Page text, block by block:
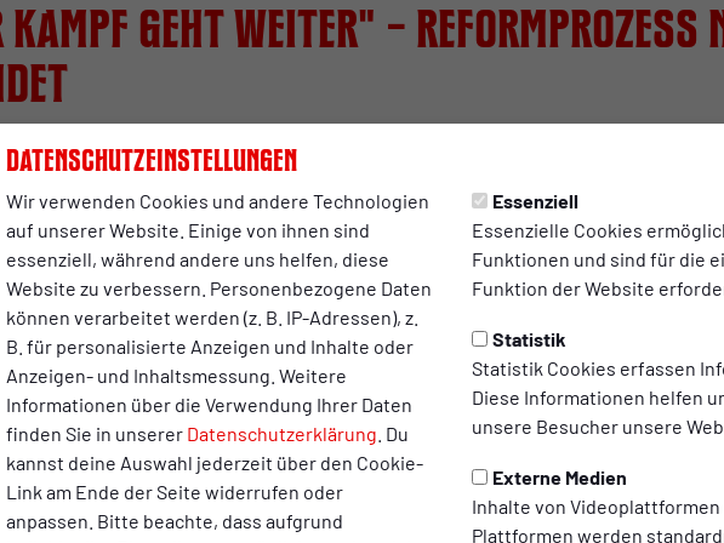
Datenschutzeinstellungen
Wir verwenden Cookies und andere Technologien
auf unserer Website. Einige von ihnen sind
essenziell, während andere uns helfen, diese
Website zu verbessern. Personenbezogene Daten
können verarbeitet werden (z. B. IP-Adressen), z.
B. für personalisierte Anzeigen und Inhalte oder
Anzeigen- und Inhaltsmessung. Weitere
Informationen über die Verwendung Ihrer Daten
finden Sie in unserer Datenschutzerklärung . Du
kannst deine Auswahl jederzeit über den Cookie-
Link am Ende der Seite widerrufen oder
anpassen. Bitte beachte, dass aufgrund
Essenziell
Essenzielle Cookies
Funktionen und sind für die
Funktion der Website
Statistik
Statistik Cookies erfassen
Diese Informationen helfen
unsere Besucher unsere
Externe Medien
Inhalte von Videoplattformen
Plattformen werden
Kampf geht weiter" –
haben die Vereine aller fünf Regionalligen über die Zukunft
abgestimmt, mit einem Ergebnis, das auch bei Rot-Weiß Oberhausen
standen zwei Reformmodelle: das Kompassmodell mit vier nach Fahrtstrecken und
West, Süd, Ost) sowie das Regionenmodell, das ebenfalls vier Staffeln
Nordost aufteilen würde.
fiel deutlich aus: 95,6 Prozent aller teilnehmenden Vereine sprachen sich
setzte sich mit 50,9 Prozent klar durch, vor dem Regionenmodell (23,3
weiterer Modelle (21,4 Prozent). Für den Erhalt des Status quo stimmten nur 4,4
relevant, votierten 60,9 Prozent der Vereine für das Kompassmodell.
war eine turbulente Debatte. Kurzfristig hatten die Verbände eine